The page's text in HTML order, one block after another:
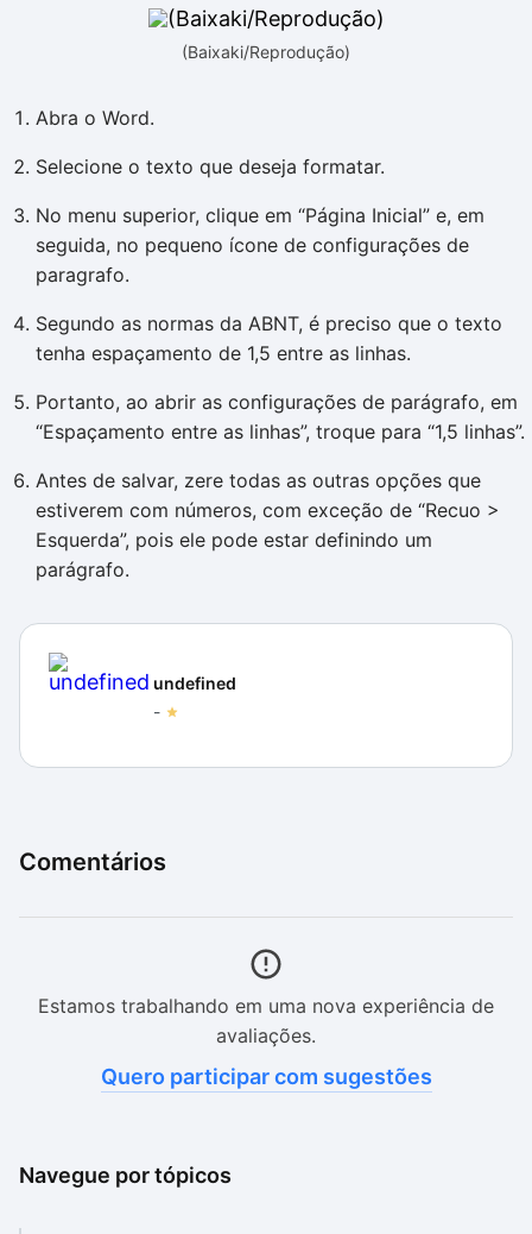
(Baixaki/Reprodução)
Abra o Word.
Selecione o texto que deseja formatar.
No menu superior, clique em “Página Inicial” e, em
seguida, no pequeno ícone de configurações de
paragrafo.
Segundo as normas da ABNT, é preciso que o texto
tenha espaçamento de 1,5 entre as linhas.
Portanto, ao abrir as configurações de parágrafo, em
“Espaçamento entre as linhas”, troque para “1,5 linhas”.
Antes de salvar, zere todas as outras opções que
estiverem com números, com exceção de “Recuo >
Esquerda”, pois ele pode estar definindo um
parágrafo.
undefined
-
Comentários
Estamos trabalhando em uma nova experiência de
avaliações.
Quero participar com sugestões
Navegue por tópicos